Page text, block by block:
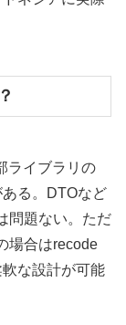
ライブラリの
る。DTOなど
問題ない。ただ
場合はrecode
な設計が可能